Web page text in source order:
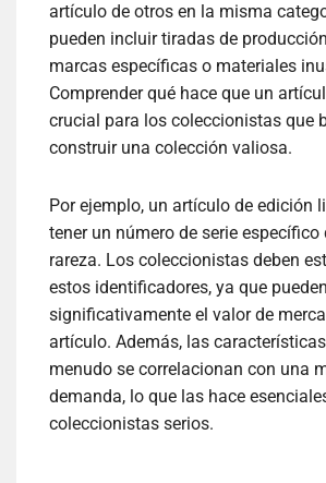
artículo de otros en la misma
pueden incluir tiradas de
marcas específicas o materiales
Comprender qué hace que un
crucial para los coleccionistas que
construir una colección valiosa.
Por ejemplo, un artículo de edición
tener un número de serie específico
rareza. Los coleccionistas deben
estos identificadores, ya que
significativamente el valor de
artículo. Además, las
menudo se correlacionan con una
demanda, lo que las hace
coleccionistas serios.